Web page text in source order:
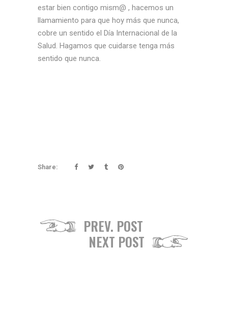
estar bien contigo mism@ , hacemos un
llamamiento para que hoy más que nunca,
cobre un sentido el Día Internacional de la
Salud. Hagamos que cuidarse tenga más
sentido que nunca.
Share:
PREV. POST
NEXT POST